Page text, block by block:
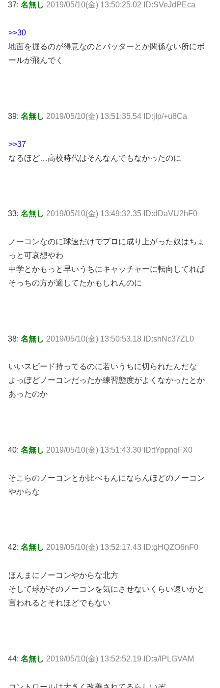
37: 名無し 2019/05/10(金) 13:50:25.02 ID:SVeJdPEca
>>30
地面を掘るのが得意なのとバッターとか関係ない所にボ
ールが飛んでく
39: 名無し 2019/05/10(金) 13:51:35.54 ID:jIp/+u8Ca
>>37
なるほど…高校時代はそんなんでもなかったのに
33: 名無し 2019/05/10(金) 13:49:32.35 ID:dDaVU2hF0
ノーコンなのに球速だけでプロに成り上がった奴はちょ
っと可哀想やわ
中学とかもっと早いうちにキャッチャーに転向してれば
そっちの方が適してたかもしれんのに
38: 名無し 2019/05/10(金) 13:50:53.18 ID:shNc37ZL0
いいスピード持ってるのに若いうちに切られたんだな
よっぽどノーコンだったか練習態度がよくなかったとか
あったのか
40: 名無し 2019/05/10(金) 13:51:43.30 ID:tYppnqFX0
そこらのノーコンとか比べもんにならんほどのノーコン
やからな
42: 名無し 2019/05/10(金) 13:52:17.43 ID:gHQZO6nF0
ほんまにノーコンやからな北方
そして球がそのノーコンを気にさせないくらい速いかと
言われるとそれほどでもない
44: 名無し 2019/05/10(金) 13:52:52.19 ID:a/IPLGVAM